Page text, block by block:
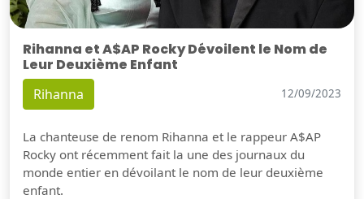
Rihanna et A$AP Rocky Dévoilent le Nom de
Leur Deuxième Enfant
Rihanna 12/09/2023
La chanteuse de renom Rihanna et le rappeur A$AP
Rocky ont récemment fait la une des journaux du
monde entier en dévoilant le nom de leur deuxième
enfant.